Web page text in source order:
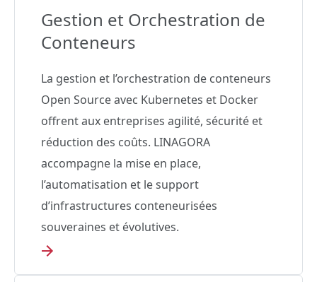
Gestion et Orchestration de
Conteneurs
La gestion et l’orchestration de conteneurs
Open Source avec Kubernetes et Docker
offrent aux entreprises agilité, sécurité et
réduction des coûts. LINAGORA
accompagne la mise en place,
l’automatisation et le support
d’infrastructures conteneurisées
souveraines et évolutives.